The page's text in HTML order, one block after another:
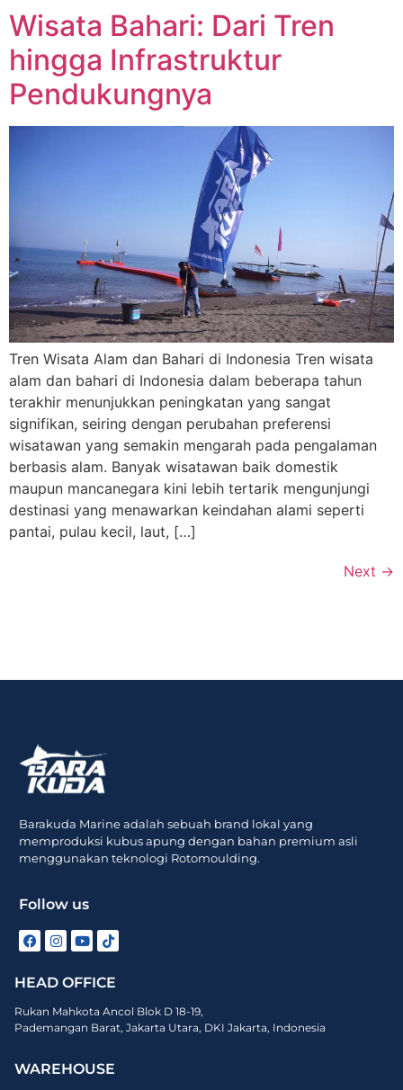
Wisata Bahari: Dari Tren
hingga Infrastruktur
Pendukungnya
Tren Wisata Alam dan Bahari di Indonesia Tren wisata
alam dan bahari di Indonesia dalam beberapa tahun
terakhir menunjukkan peningkatan yang sangat
signifikan, seiring dengan perubahan preferensi
wisatawan yang semakin mengarah pada pengalaman
berbasis alam. Banyak wisatawan baik domestik
maupun mancanegara kini lebih tertarik mengunjungi
destinasi yang menawarkan keindahan alami seperti
pantai, pulau kecil, laut, […]
Next →
Barakuda Marine adalah sebuah brand lokal yang
memproduksi kubus apung dengan bahan premium asli
menggunakan teknologi Rotomoulding.
Follow us
HEAD OFFICE
Rukan Mahkota Ancol Blok D 18-19,
Pademangan Barat, Jakarta Utara, DKI Jakarta, Indonesia
WAREHOUSE